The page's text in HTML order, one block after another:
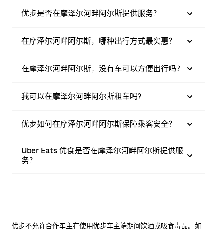
优步是否在摩泽尔河畔阿尔斯提供服务？
在摩泽尔河畔阿尔斯，哪种出行方式最实惠？
在摩泽尔河畔阿尔斯，没有车可以方便出行吗？
我可以在摩泽尔河畔阿尔斯租车吗?
优步如何在摩泽尔河畔阿尔斯保障乘客安全？
Uber Eats 优食是否在摩泽尔河畔阿尔斯提供服
务？
优步不允许合作车主在使用优步车主端期间饮酒或吸食毒品。如